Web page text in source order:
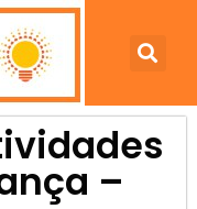
–